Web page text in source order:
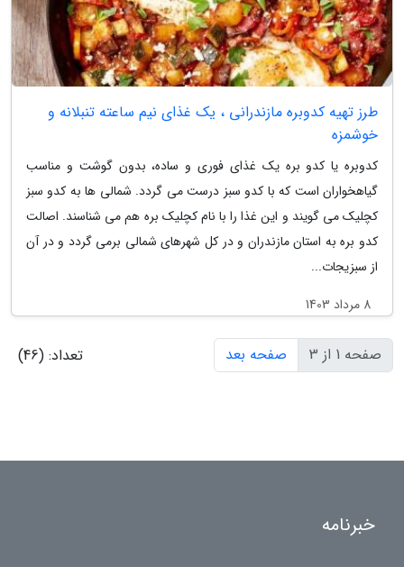
طرز تهیه کدوبره مازندرانی ، یک غذای نیم ساعته تنبلانه و
خوشمزه
کدوبره یا کدو بره یک غذای فوری و ساده، بدون گوشت و مناسب
گیاهخواران است که با کدو سبز درست می گردد. شمالی ها به کدو سبز
کچلیک می گویند و این غذا را با نام کچلیک بره هم می شناسند. اصالت
کدو بره به استان مازندران و در کل شهرهای شمالی برمی گردد و در آن
از سبزیجات...
8 مرداد 1403
صفحه 1 از 3 صفحه بعد تعداد: (46)
خبرنامه